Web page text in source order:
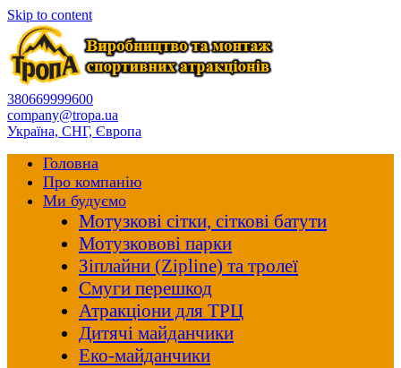
Skip to content
380669999600
company@tropa.ua
Україна, СНГ, Європа
Головна
Про компанію
Ми будуємо
Мотузкові сітки, сіткові батути
Мотузковові парки
Зіплайни (Zipline) та тролеї
Смуги перешкод
Атракціони для ТРЦ
Дитячі майданчики
Еко-майданчики